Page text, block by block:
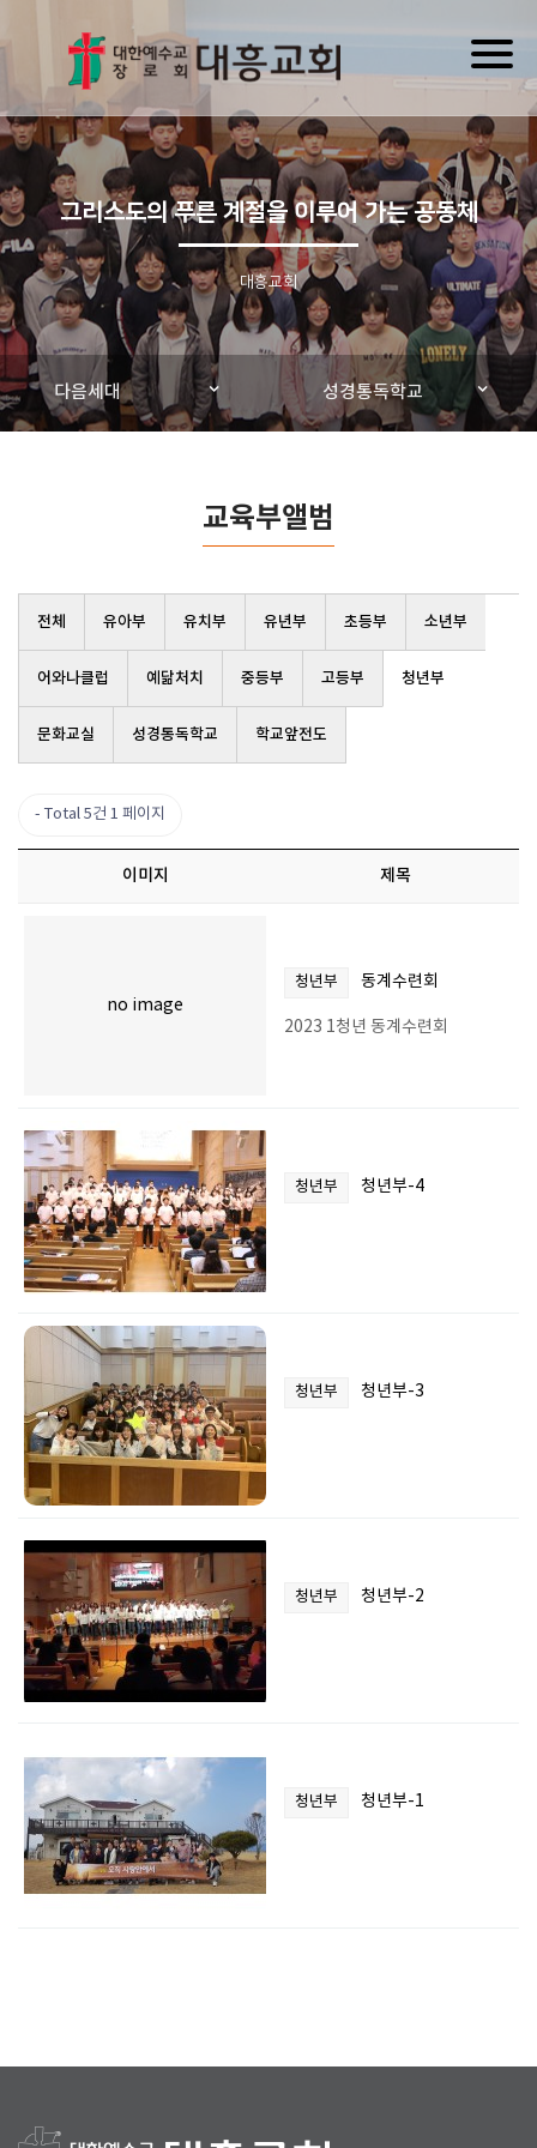
그리스도의 푸른 계절을 이루어 가는 공동체
대흥교회
다음세대 성경통독학교
교육부앨범
전체 유아부 유치부 유년부 초등부 소년부
어와나클럽 예닮처치 중등부 고등부 청년부
문화교실 성경통독학교 학교앞전도
Total 5건 1 페이지
이미지 제목
no image
청년부 동계수련회
2023 1청년 동계수련회
청년부 청년부-4
청년부 청년부-3
청년부 청년부-2
청년부 청년부-1